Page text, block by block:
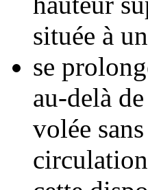
située à
se
au-delà
volée